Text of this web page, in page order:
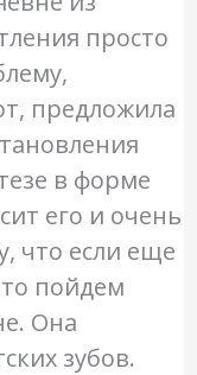
просто
предложила
в форме
его и очень
что если еще
пойдем
Она
зубов.